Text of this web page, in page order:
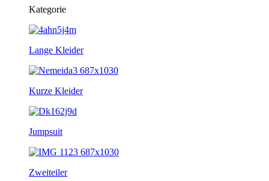
Kategorie
Lange Kleider
Kurze Kleider
Jumpsuit
Zweiteiler